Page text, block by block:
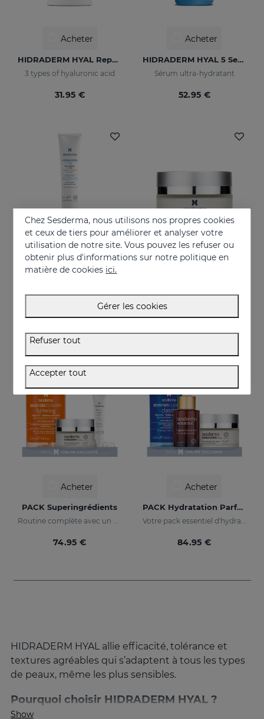
Acheter
HIDRADERM HYAL Repair Body Milk
3 types of hyaluronic acid
31.95 €
Acheter
HIDRADERM HYAL 5 Serum
Sérum ultra-hydratant
52.95 €
Acheter
Hydratation puissance 3 pour le contour des yeux
30.95 €
Acheter
46.95 €
Acheter
PACK Superingrédients
Routine complète avec un maximum d'hydratation, d'éclat et d'action anti-âge.
74.95 €
Acheter
PACK Hydratation Parfaite
Votre pack essentiel d'hydratation
84.95 €
HIDRADERM HYAL allie efficacité, tolérance et
textures agréables qui s’adaptent à tous les types
de peaux, même les plus sensibles.
Pourquoi choisir HIDRADERM HYAL ?
Show
Chez Sesderma, nous utilisons nos propres cookies
et ceux de tiers pour améliorer et analyser votre
utilisation de notre site. Vous pouvez les refuser ou
obtenir plus d'informations sur notre politique en
matière de cookies ici.
Gérer les cookies
Refuser tout
Accepter tout